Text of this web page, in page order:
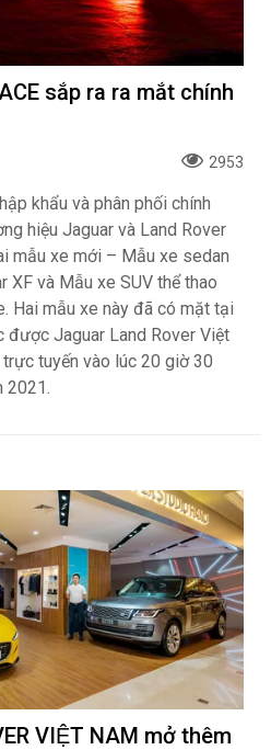
sắp ra ra mắt chính
2953
khẩu và phân phối chính
hiệu Jaguar và Land Rover
mẫu xe mới – Mẫu xe sedan
XF và Mẫu xe SUV thể thao
Hai mẫu xe này đã có mặt tại
được Jaguar Land Rover Việt
tuyến vào lúc 20 giờ 30
2021.
VIỆT NAM mở thêm